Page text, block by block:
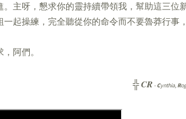
主呀，懇求你的靈持續帶領我，幫助這三位
起操練，完全聽從你的命令而不要魯莽行事
阿們。
╬CR -Cynthia, R